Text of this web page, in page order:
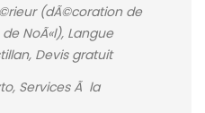
(dÃ©coration de
NoÃ«l), Langue
Devis gratuit
Services Ã la